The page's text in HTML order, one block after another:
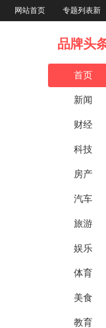
网站首页 专题列表新
品牌头
首页
新闻
财经
科技
房产
汽车
旅游
娱乐
体育
美食
教育